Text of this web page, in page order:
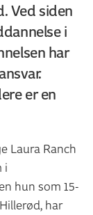
Ved siden
i
har
er en
Laura Ranch
i
hun som 15-
har